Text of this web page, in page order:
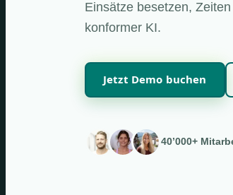
Einsätze besetzen,
konformer KI.
Jetzt Demo buchen
40’000+